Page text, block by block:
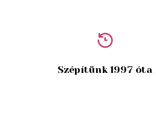
Szépítünk 1997 óta